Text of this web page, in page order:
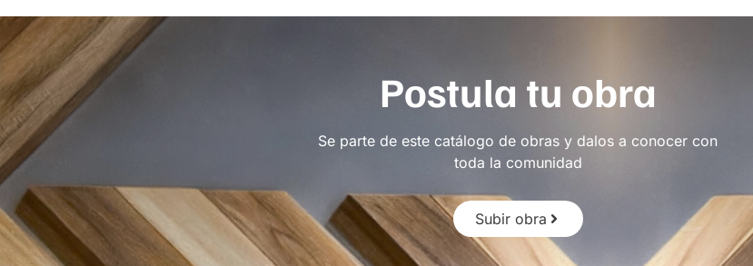
Postula tu obra
Se parte de este catálogo de obras y dalos a conocer con
toda la comunidad
Subir obra